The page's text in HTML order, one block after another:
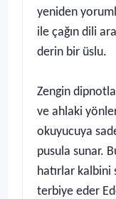
yeniden
ile çağın dili
derin bir üslu.
Zengin
ve ahlaki
okuyucuya
pusula sunar.
hatırlar kalbini
terbiye eder